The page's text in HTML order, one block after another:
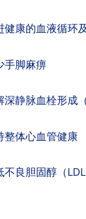
健康的血液循环
手脚麻痹
深静脉血栓形成
整体心血管健康
不良胆固醇（LDL